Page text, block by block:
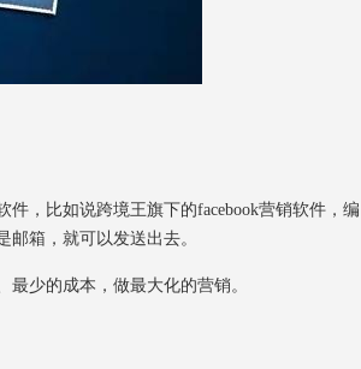
，比如说跨境王旗下的facebook营销软件，编
箱，就可以发送出去。
少的成本，做最大化的营销。